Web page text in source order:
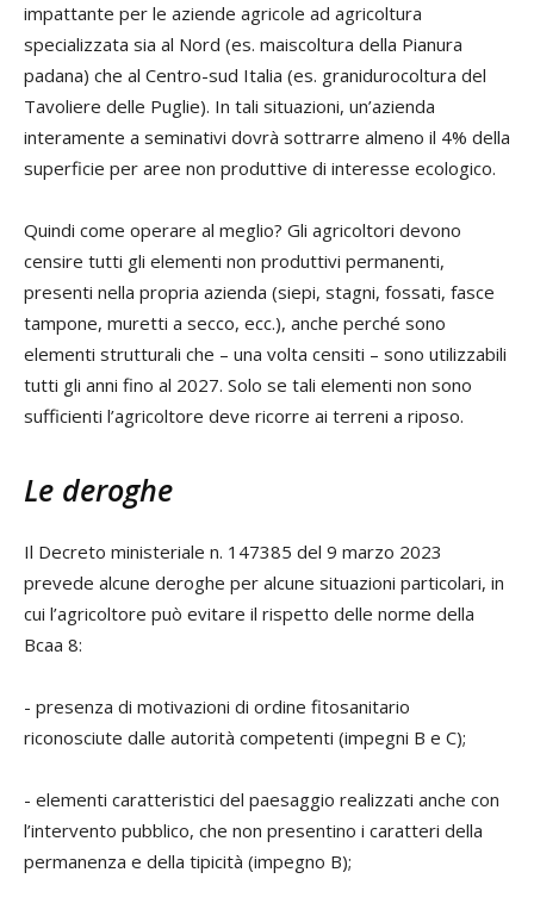
impattante per le aziende agricole ad agricoltura
specializzata sia al Nord (es. maiscoltura della Pianura
padana) che al Centro-sud Italia (es. granidurocoltura del
Tavoliere delle Puglie). In tali situazioni, un’azienda
interamente a seminativi dovrà sottrarre almeno il 4% della
superficie per aree non produttive di interesse ecologico.
Quindi come operare al meglio? Gli agricoltori devono
censire tutti gli elementi non produttivi permanenti,
presenti nella propria azienda (siepi, stagni, fossati, fasce
tampone, muretti a secco, ecc.), anche perché sono
elementi strutturali che – una volta censiti – sono utilizzabili
tutti gli anni fino al 2027. Solo se tali elementi non sono
sufficienti l’agricoltore deve ricorre ai terreni a riposo.
Le deroghe
Il Decreto ministeriale n. 147385 del 9 marzo 2023
prevede alcune deroghe per alcune situazioni particolari, in
cui l’agricoltore può evitare il rispetto delle norme della
Bcaa 8:
- presenza di motivazioni di ordine fitosanitario
riconosciute dalle autorità competenti (impegni B e C);
- elementi caratteristici del paesaggio realizzati anche con
l’intervento pubblico, che non presentino i caratteri della
permanenza e della tipicità (impegno B);